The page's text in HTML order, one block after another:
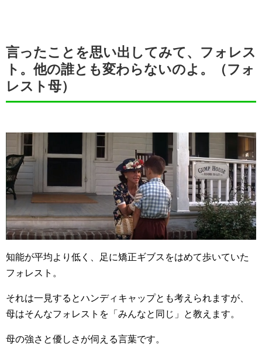
言ったことを思い出してみて、フォレス
ト。他の誰とも変わらないのよ。（フォ
レスト母）
知能が平均より低く、足に矯正ギブスをはめて歩いていた
フォレスト。
それは一見するとハンディキャップとも考えられますが、
母はそんなフォレストを「みんなと同じ」と教えます。
母の強さと優しさが伺える言葉です。